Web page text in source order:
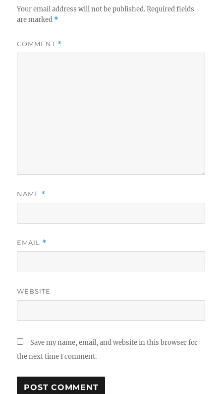
Your email address will not be published. Required fields
are marked *
COMMENT *
NAME *
EMAIL *
WEBSITE
Save my name, email, and website in this browser for
the next time I comment.